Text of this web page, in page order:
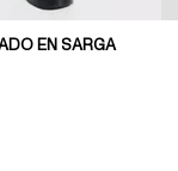
EN SARGA